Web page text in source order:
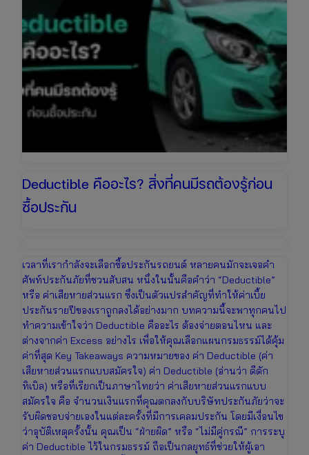
Deductible คืออะไร? สิ่งที่คนมีรถต้องรู้ก่อน
ซื้อประกัน
เวลาที่เรากำลังจะเลือกซื้อประกันรถยนต์ หลายคนมักจะเจอคำ
ศัพท์ประกันภัยที่ชวนสับสน หนึ่งในนั้นคือคำว่า “Deductible”
หรือ ค่าเสียหายส่วนแรก ซึ่งเป็นตัวแปรสำคัญที่ทำให้ค่าเบี้ย
ประกันรายปีของเราถูกลงได้อย่างมาก บทความนี้จะพาทุกคนไป
ทำความเข้าใจว่า Deductible คืออะไร ต้องจ่ายตอนไหน และ
ต่างจากค่า Excess อย่างไร เพื่อให้คุณเลือกแผนกรมธรรม์ได้คุ้ม
ค่าที่สุด Key Takeaways ความหมายของ ค่า Deductible (ค่า
เสียหายส่วนแรกแบบสมัครใจ) ค่า Deductible (อ่านว่า ดีดัก
ทิเบิล) หรือที่เรียกเป็นภาษาไทยว่า ค่าเสียหายส่วนแรกแบบ
สมัครใจ คือ จำนวนเงินแรกที่คุณตกลงกับบริษัทประกันภัยว่าจะ
รับผิดชอบจ่ายเองในแต่ละครั้งที่มีการเคลมประกัน โดยมีเงื่อนไข
ว่าอุบัติเหตุครั้งนั้น คุณเป็น “ฝ่ายผิด” หรือ “ไม่มีคู่กรณี” การระบุ
ค่า Deductible ไว้ในกรมธรรม์ ถือเป็นกลยุทธ์ที่ช่วยให้ผู้เอา